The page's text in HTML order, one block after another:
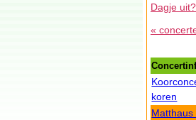
Dagje
«
koren
Matthaus